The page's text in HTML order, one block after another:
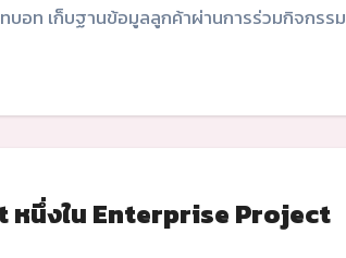
บอท เก็บฐานข้อมูลลูกค้าผ่านการร่วมกิจกรรม
หนึ่งใน Enterprise Project